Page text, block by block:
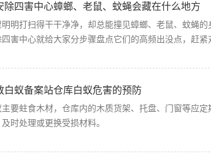
除四害中心蟑螂、老鼠、蚊蝇会藏在什么地方
明明打扫得干干净净，却总能撞见蟑螂、老鼠、蚊蝇
四害中心就给大家分步骤盘点它们的高频出没点，赶紧
白蚁备案站仓库白蚁危害的预防
主要蛀食木材，仓库内的木质货架、托盘、门窗等应
及时处理或更换受损材料。